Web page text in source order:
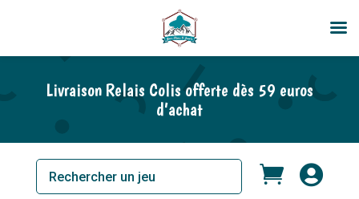
Livraison Relais Colis offerte dès 59 euros
d’achat
 